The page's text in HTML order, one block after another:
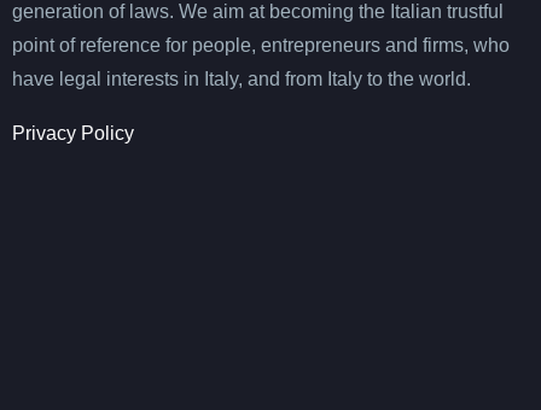
generation of laws. We aim at becoming the Italian trustful
point of reference for people, entrepreneurs and firms, who
have legal interests in Italy, and from Italy to the world.
Privacy Policy